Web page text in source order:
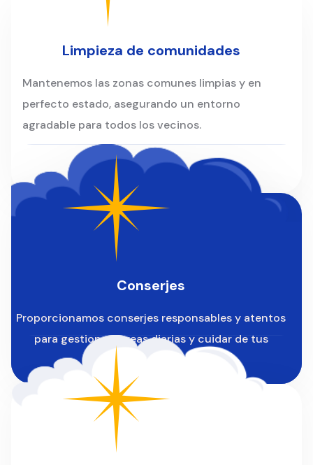
Limpieza de comunidades
Mantenemos las zonas comunes limpias y en
perfecto estado, asegurando un entorno
agradable para todos los vecinos.
Conserjes
Proporcionamos conserjes responsables y atentos
para gestionar tareas diarias y cuidar de tus
instalaciones.